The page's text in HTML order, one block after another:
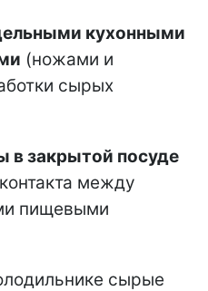
кухонными
(ножами и
сырых
в закрытой посуде
между
пищевыми
сырые